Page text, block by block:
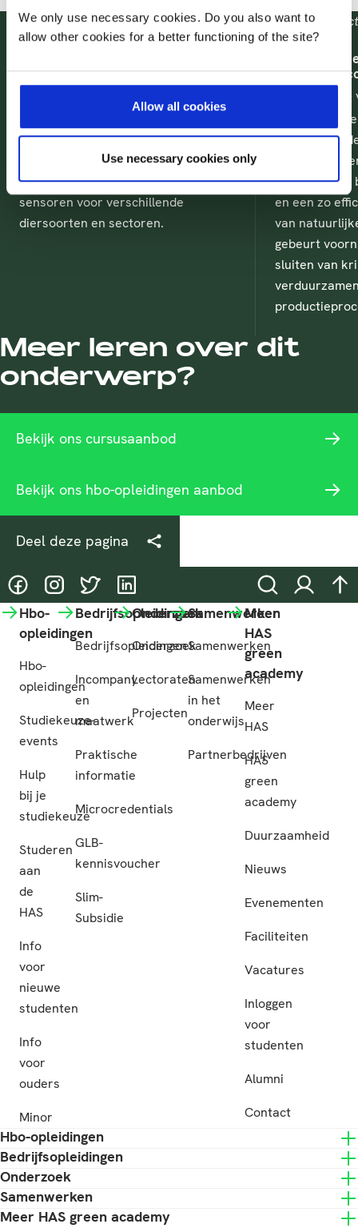
We only use necessary cookies. Do you also want to
allow other cookies for a better functioning of the site?
Allow all cookies
Use necessary cookies only
Lectoraat Dierenwelzijn en
Technologie richt zich op het meten
gedrag en welzijn van dieren met
behulp van technologie. We werken
aan toepassingen van data en
sensoren voor verschillende
diersoorten en sectoren.
Lectoraat
Circulaire
Het
een
bedrijven in
staat te
een minimale
en een zo
van
gebeurt
sluiten van
Meer leren over dit
onderwerp?
Bekijk ons cursusaanbod
Bekijk ons hbo-opleidingen aanbod
Deel deze pagina
@HASgreenacademy
@HASgreenacademy
@greenacademyHAS
@HASgreenacademy ZoekenInloggen
Hbo-
opleidingen
Hbo-
opleidingen
Studiekeuze-
events
Hulp
bij je
studiekeuze
Studeren
aan
de
HAS
Info
voor
nieuwe
studenten
Info
voor
ouders
Minor
Bedrijfsopleidingen
Bedrijfsopleidingen
Incompany
en
maatwerk
Praktische
informatie
Microcredentials
GLB-
kennisvoucher
Slim-
Subsidie
Onderzoek
Onderzoek
Lectoraten
Projecten
Samenwerken
Samenwerken
Samenwerken
in het
onderwijs
Partnerbedrijven
Meer
HAS
green
academy
Meer
HAS
HAS
green
academy
Duurzaamheid
Nieuws
Evenementen
Faciliteiten
Vacatures
Inloggen
voor
studenten
Alumni
Contact
Hbo-opleidingen
Bedrijfsopleidingen
Onderzoek
Samenwerken
Meer HAS green academy